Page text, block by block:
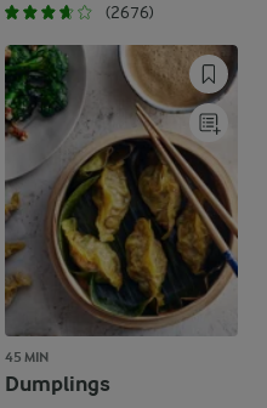
(2676)
45 MIN
Dumplings